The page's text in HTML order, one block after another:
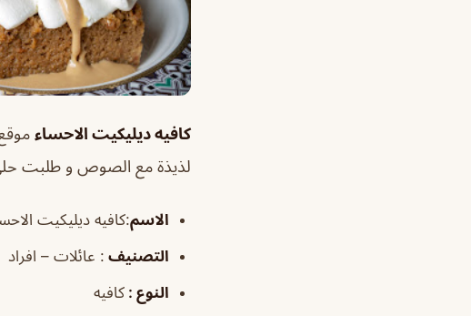
كافيه ديليكيت الاحساء
لذيذة مع الصوص و طلبت حلى
الاسم:كافيه ديليكيت
التصنيف : عائلات – افراد
النوع : كافيه